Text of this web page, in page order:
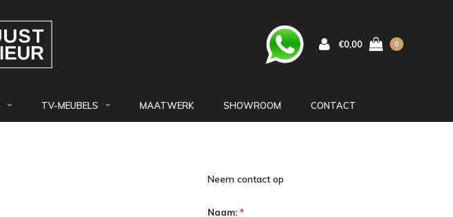
€0,00 0
TV-MEUBELS MAATWERK SHOWROOM CONTACT
Neem contact op
Naam: *